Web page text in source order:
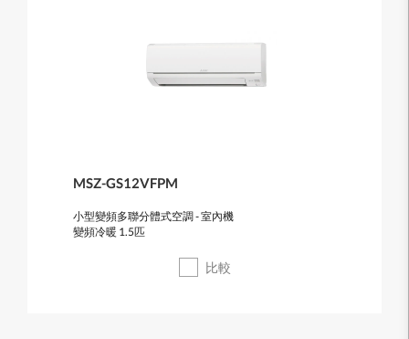
MSZ-GS12VFPM
小型變頻多聯分體式空調 - 室內機
變頻冷暖 1.5匹
比較